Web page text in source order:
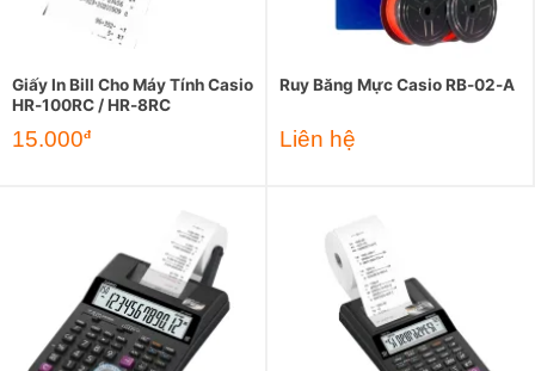
Giấy In Bill Cho Máy Tính Casio
HR-100RC / HR-8RC
15.000đ
Ruy Băng Mực Casio RB-02-A
Liên hệ